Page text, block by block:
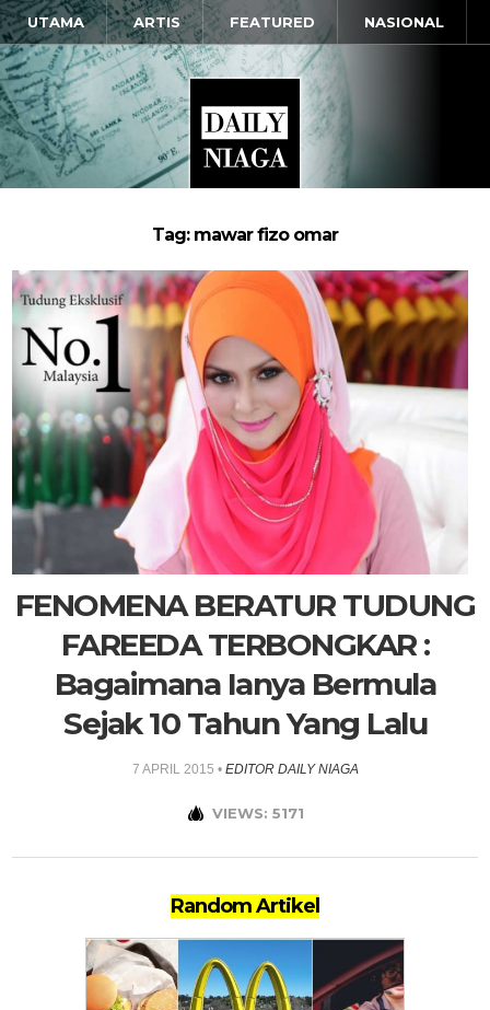
UTAMA ARTIS FEATURED NASIONAL
Tag: mawar fizo omar
FENOMENA BERATUR TUDUNG
FAREEDA TERBONGKAR :
Bagaimana Ianya Bermula
Sejak 10 Tahun Yang Lalu
7 APRIL 2015 • EDITOR DAILY NIAGA
VIEWS: 5171
Random Artikel